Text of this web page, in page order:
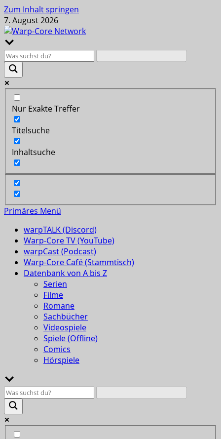
Zum Inhalt springen
7. August 2026
Nur Exakte Treffer
Titelsuche
Inhaltsuche
Primäres Menü
warpTALK (Discord)
Warp-Core TV (YouTube)
warpCast (Podcast)
Warp-Core Café (Stammtisch)
Datenbank von A bis Z
Serien
Filme
Romane
Sachbücher
Videospiele
Spiele (Offline)
Comics
Hörspiele